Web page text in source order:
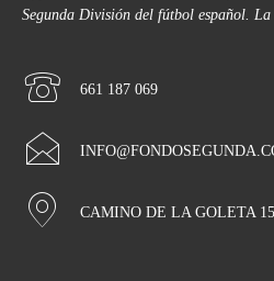
Segunda División del fútbol español. La
661 187 069
CAMINO DE LA GOLETA